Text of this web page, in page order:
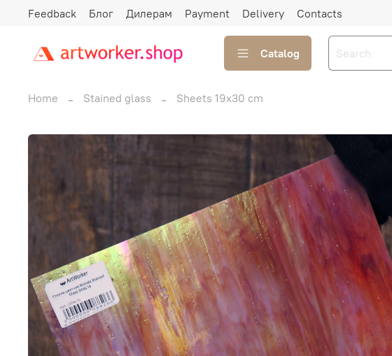
Feedback Блог Дилерам Payment Delivery Contacts
Catalog
Home Stained glass Sheets 19x30 cm